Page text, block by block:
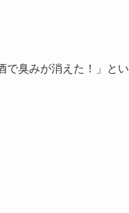
で臭みが消えた！」とい